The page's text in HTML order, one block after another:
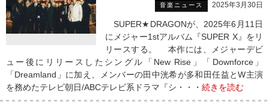
音楽ニュース 2025年3月30日
SUPER★DRAGONが、2025年6月11日
にメジャー1stアルバム『SUPER X』をリ
リースする。 本作には、メジャーデビ
ュー後にリリースしたシングル「New Rise」「Downforce」
「Dreamland」に加え、メンバーの田中洸希が多和田任益とW主演
を務めたテレビ朝日/ABCテレビ系ドラマ『シ・・・ 続きを読む